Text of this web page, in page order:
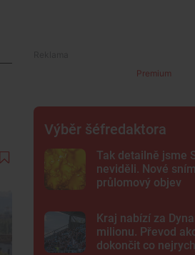
Premium
Výběr šéfredaktora
Tak detailně jsme
neviděli. Nové
průlomový objev
Kraj nabízí za
milionu. Převod
dokončit co